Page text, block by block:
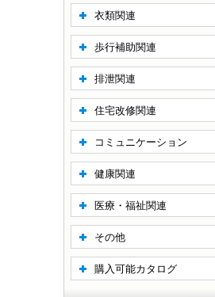
衣類関連
歩行補助関連
排泄関連
住宅改修関連
コミュニケーション
健康関連
医療・福祉関連
その他
購入可能カタログ